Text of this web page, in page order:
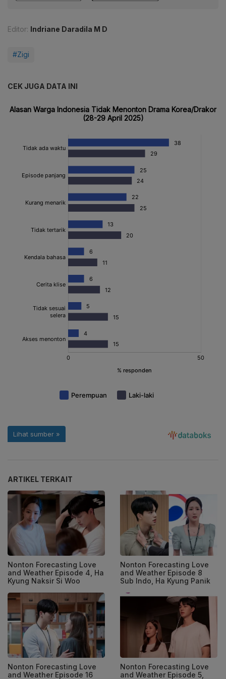
Editor: Indriane Daradila M D
#Zigi
CEK JUGA DATA INI
ARTIKEL TERKAIT
Nonton Forecasting Love
and Weather Episode 4, Ha
Kyung Naksir Si Woo
Nonton Forecasting Love
and Weather Episode 8
Sub Indo, Ha Kyung Panik
Nonton Forecasting Love
and Weather Episode 16
Nonton Forecasting Love
and Weather Episode 5,